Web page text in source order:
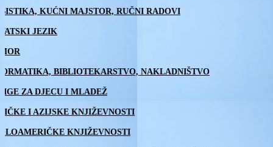
KUĆNI MAJSTOR, RUČNI RADOVI
JEZIK
BIBLIOTEKARSTVO, NAKLADNIŠTVO
ZA DJECU I MLADEŽ
I AZIJSKE KNJIŽEVNOSTI
KNJIŽEVNOSTI